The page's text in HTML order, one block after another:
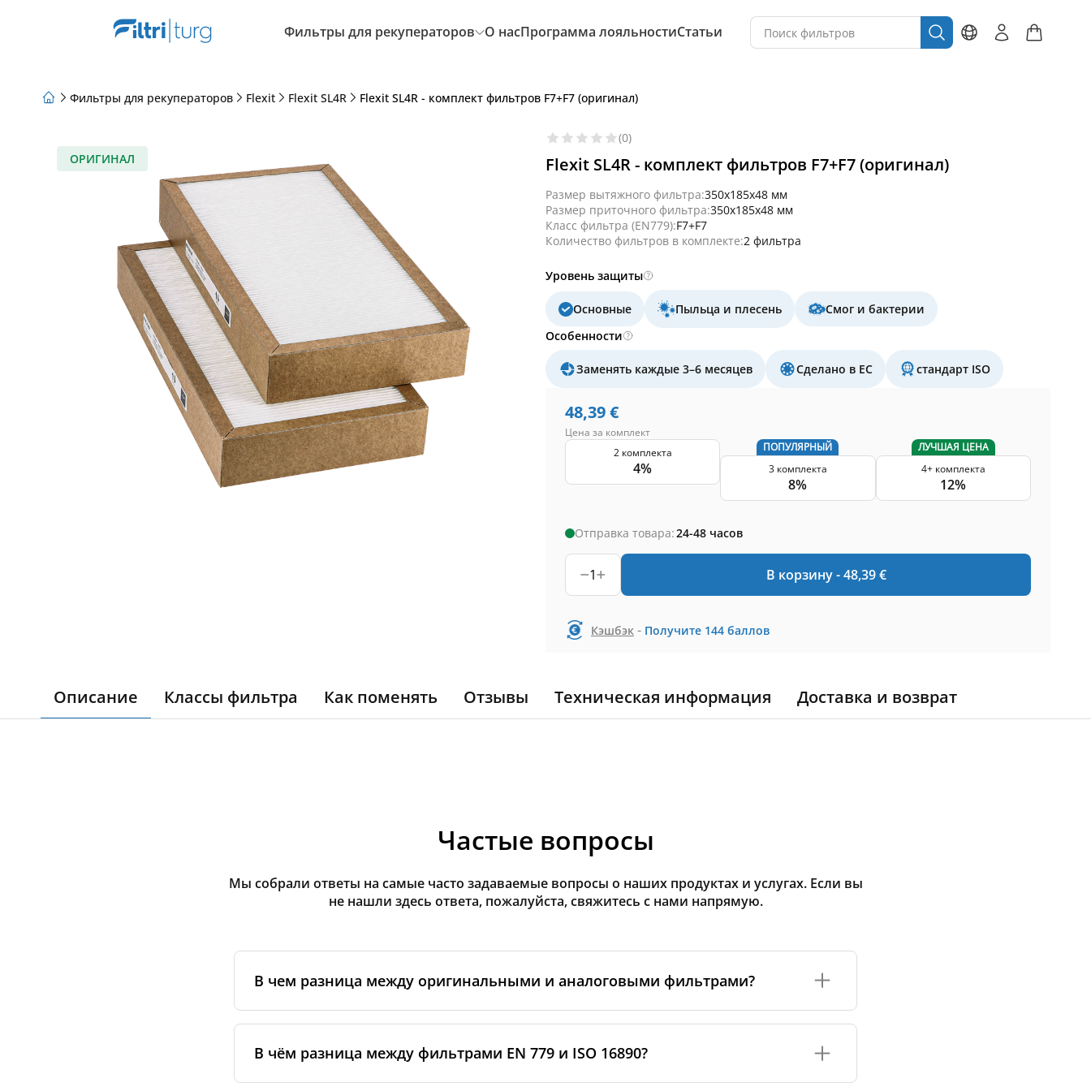
Фильтры для рекуператоров О насПрограмма лояльностиСтатьи
Фильтры для рекуператоров Flexit Flexit SL4R Flexit SL4R - комплект фильтров F7+F7 (оригинал)
ОРИГИНАЛ
(0)
Flexit SL4R - комплект фильтров F7+F7 (оригинал)
Размер вытяжного фильтра:350x185x48 мм
Размер приточного фильтра:350x185x48 мм
Класс фильтра (EN779):F7+F7
Количество фильтров в комплекте:2 фильтра
Уровень защиты
Основные Пыльца и плесень
Смог и бактерии
Особенности
Заменять каждые 3–6 месяцев Сделано в ЕС стандарт ISO
48,39€
Цена за комплект
2 комплекта
4%
ПОПУЛЯРНЫЙ
3 комплекта
8%
ЛУЧШАЯ ЦЕНА
4+ комплекта
12%
Отправка товара:24-48 часов
1 В корзину -48,39 €
Кэшбэк - Получите 144 баллов
Описание Классы фильтра Как поменять Отзывы Техническая информация Доставка и возврат
Частые вопросы
Мы собрали ответы на самые часто задаваемые вопросы о наших продуктах и услугах. Если вы
не нашли здесь ответа, пожалуйста, свяжитесь с нами напрямую.
В чем разница между оригинальными и аналоговыми фильтрами?
сертифицированными производственными партнёрами. Такие фильтры соответствуют
специальным стандартам бренда, включая требования к материалам, производству и
упаковке.
В чём разница между фильтрами EN 779 и ISO 16890?